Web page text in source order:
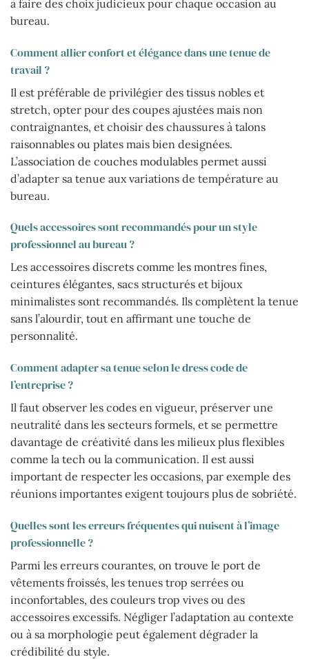
à faire des choix judicieux pour chaque occasion au
bureau.
Comment allier confort et élégance dans une tenue de
travail ?
Il est préférable de privilégier des tissus nobles et
stretch, opter pour des coupes ajustées mais non
contraignantes, et choisir des chaussures à talons
raisonnables ou plates mais bien designées.
L’association de couches modulables permet aussi
d’adapter sa tenue aux variations de température au
bureau.
Quels accessoires sont recommandés pour un style
professionnel au bureau ?
Les accessoires discrets comme les montres fines,
ceintures élégantes, sacs structurés et bijoux
minimalistes sont recommandés. Ils complètent la tenue
sans l’alourdir, tout en affirmant une touche de
personnalité.
Comment adapter sa tenue selon le dress code de
l’entreprise ?
Il faut observer les codes en vigueur, préserver une
neutralité dans les secteurs formels, et se permettre
davantage de créativité dans les milieux plus flexibles
comme la tech ou la communication. Il est aussi
important de respecter les occasions, par exemple des
réunions importantes exigent toujours plus de sobriété.
Quelles sont les erreurs fréquentes qui nuisent à l’image
professionnelle ?
Parmi les erreurs courantes, on trouve le port de
vêtements froissés, les tenues trop serrées ou
inconfortables, des couleurs trop vives ou des
accessoires excessifs. Négliger l’adaptation au contexte
ou à sa morphologie peut également dégrader la
crédibilité du style.